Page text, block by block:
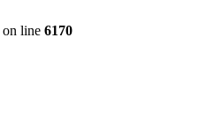
on line 6170